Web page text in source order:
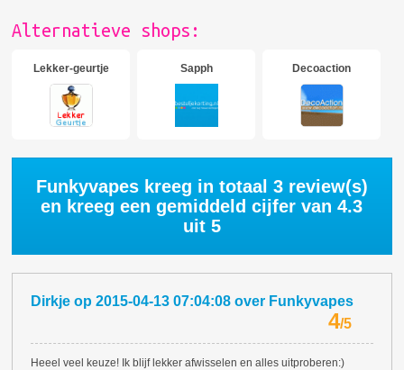
Alternatieve shops:
Lekker-geurtje Sapph Decoaction
Funkyvapes kreeg in totaal 3review(s)
en kreeg een gemiddeld cijfer van4.3
uit 5
Dirkje op2015-04-13 07:04:08 over Funkyvapes
4/5
Heeel veel keuze! Ik blijf lekker afwisselen en alles uitproberen:)